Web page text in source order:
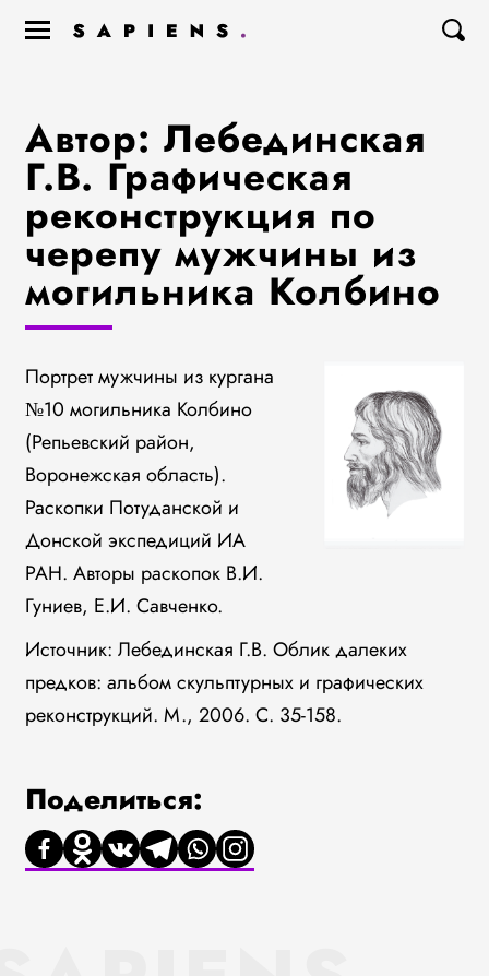
Автор: Лебединская
Г.В. Графическая
реконструкция по
черепу мужчины из
могильника Колбино
Портрет мужчины из кургана
№10 могильника Колбино
(Репьевский район,
Воронежская область).
Раскопки Потуданской и
Донской экспедиций ИА
РАН. Авторы раскопок В.И.
Гуниев, Е.И. Савченко.
Источник: Лебединская Г.В. Облик далеких
предков: альбом скульптурных и графических
реконструкций. М., 2006. С. 35-158.
Поделиться: